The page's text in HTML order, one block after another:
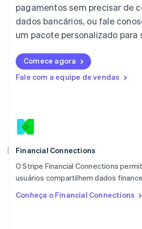
pagamentos sem precisar de
dados bancários, ou fale
um pacote personalizado para
Comece agora
Fale com a equipe de vendas
Financial Connections
O Stripe Financial Connections
usuários compartilhem dados
Conheça o Financial Connections
Letônia
English
Liechtenstein
Deutsch English
English
Luxemburgo
FrançaisDeutschEnglish
English
Español
Noruega
Nova Zelândia
English
NederlandsEnglish